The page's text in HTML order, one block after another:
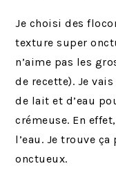
Je choisi des
texture super
n’aime pas les
de recette). Je
de lait et d’eau
crémeuse. En
l’eau. Je trouve
onctueux.